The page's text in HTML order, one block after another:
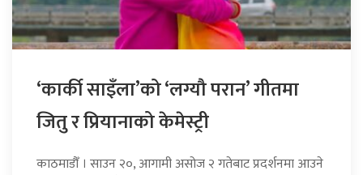
‘कार्की साइँला’को ‘लग्यौ परान’ गीतमा
जितु र प्रियानाको केमेस्ट्री
काठमाडौँ । साउन २०, आगामी असोज २ गतेबाट प्रदर्शनमा आउने